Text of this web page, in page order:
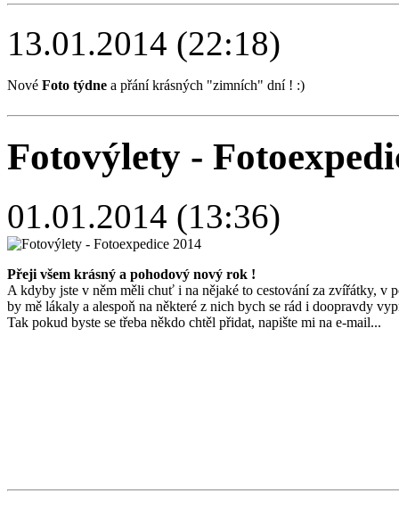
13.01.2014 (22:18)
Nové Foto týdne a přání krásných "zimních" dní ! :)
Fotovýlety -
01.01.2014 (13:36)
Přeji všem krásný a pohodový nový rok !
A kdyby jste v něm měli chuť i na nějaké to cestování za zvířátky, v
by mě lákaly a alespoň na některé z nich bych se rád i doopravdy
Tak pokud byste se třeba někdo chtěl přidat, napište mi na e-mail...